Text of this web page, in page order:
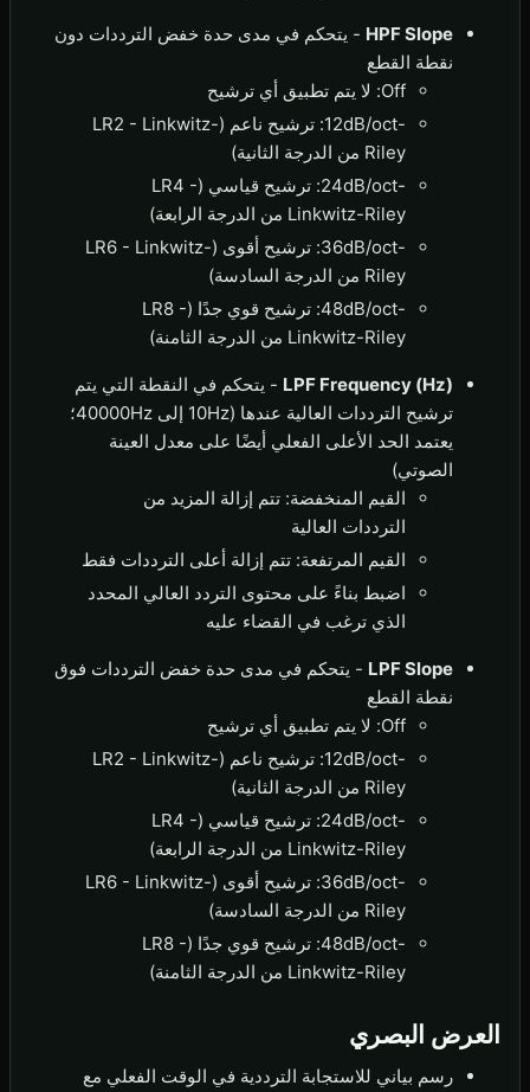
HPF Slope - يتحكم في مدى حدة خفض الترددات دون
نقطة القطع
Off: لا يتم تطبيق أي ترشيح
-12dB/oct: ترشيح ناعم (LR2 - Linkwitz-
Riley من الدرجة الثانية)
-24dB/oct: ترشيح قياسي (LR4 -
Linkwitz-Riley من الدرجة الرابعة)
-36dB/oct: ترشيح أقوى (LR6 - Linkwitz-
Riley من الدرجة السادسة)
-48dB/oct: ترشيح قوي جدًا (LR8 -
Linkwitz-Riley من الدرجة الثامنة)
LPF Frequency (Hz) - يتحكم في النقطة التي يتم
ترشيح الترددات العالية عندها (10Hz إلى 40000Hz؛
يعتمد الحد الأعلى الفعلي أيضًا على معدل العينة
الصوتي)
القيم المنخفضة: تتم إزالة المزيد من
الترددات العالية
القيم المرتفعة: تتم إزالة أعلى الترددات فقط
اضبط بناءً على محتوى التردد العالي المحدد
الذي ترغب في القضاء عليه
LPF Slope - يتحكم في مدى حدة خفض الترددات فوق
نقطة القطع
Off: لا يتم تطبيق أي ترشيح
-12dB/oct: ترشيح ناعم (LR2 - Linkwitz-
Riley من الدرجة الثانية)
-24dB/oct: ترشيح قياسي (LR4 -
Linkwitz-Riley من الدرجة الرابعة)
-36dB/oct: ترشيح أقوى (LR6 - Linkwitz-
Riley من الدرجة السادسة)
-48dB/oct: ترشيح قوي جدًا (LR8 -
Linkwitz-Riley من الدرجة الثامنة)
العرض البصري
رسم بياني للاستجابة الترددية في الوقت الفعلي مع